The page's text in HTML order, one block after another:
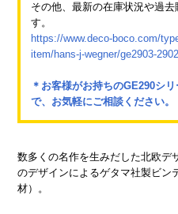
その他、最新の在庫状況や過
す。
https://www.deco-boco.com/
item/hans-j-wegner/ge2903-
＊お客様がお持ちのGE290シ
で、お気軽にご相談ください。
数多くの名作を生みだした北欧デ
のデザインによるゲタマ社製ビン
材）。